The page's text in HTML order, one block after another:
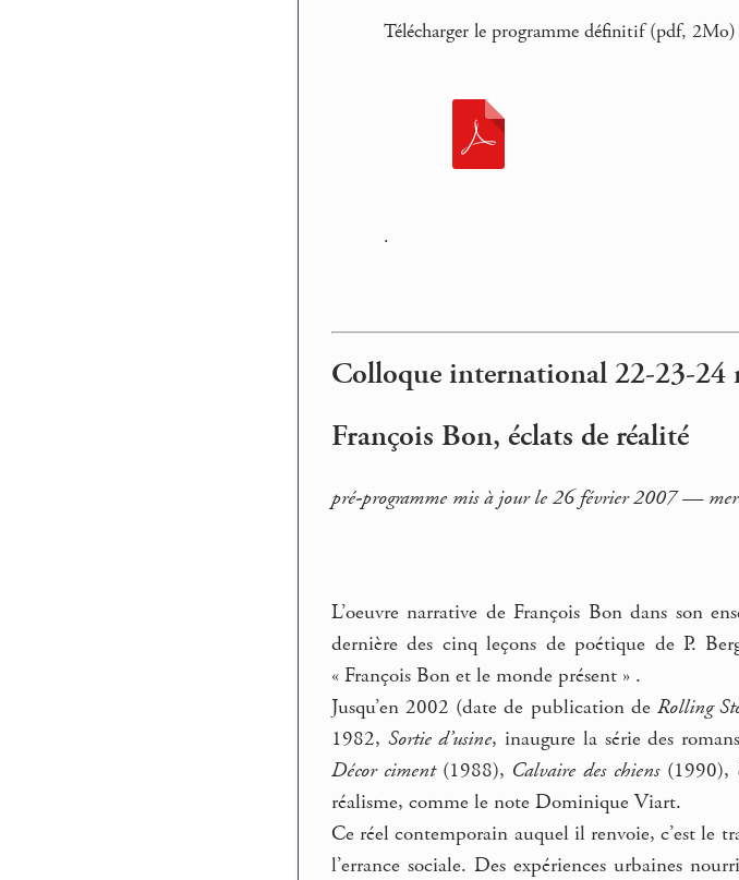
Télécharger le programme définitif (pdf,
.
Colloque international 22-23-24
François Bon, éclats de réalité
pré-programme mis à jour le 26 février 2007 —
L’oeuvre narrative de François Bon dans son
dernière des cinq leçons de poétique de P.
« François Bon et le monde présent » .
Jusqu’en 2002 (date de publication de Rolling
1982, Sortie d’usine, inaugure la série des
Décor ciment(1988), Calvaire des chiens(1990),
réalisme, comme le note Dominique Viart.
Ce réel contemporain auquel il renvoie, c’est le
l’errance sociale. Des expériences urbaines